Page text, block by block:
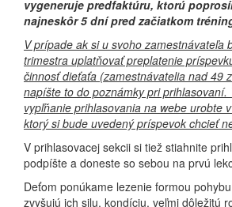
vygeneruje predfaktúru, ktorú
najneskôr 5 dní pred začiatkom
V prípade ak si u svoho zamestnávateľa
trimestra uplatňovať preplatenie
činnosť dieťaťa (zamestnávatelia nad 49
napíšte to do poznámky pri
vypľňanie prihlasovania na webe urobte
ktorý si bude uvedený príspevok chcieť
V prihlasovacej sekcii si tiež stiahnite
podpíšte a doneste so sebou na prvú
Deťom ponúkame lezenie formou
zvyšujú ich silu, kondíciu, veľmi dôležitú